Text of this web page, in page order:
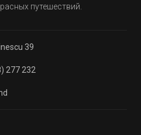
путешествий.
39
277 232